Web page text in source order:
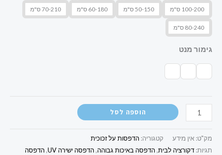
100-200 ס"מ 50-150 ס"מ 60-180 ס"מ 70-210 ס"מ
80-240 ס"מ
גימור מנט
הוספה לסל
מק"ט: אין מידע קטגוריה: הדפסות על זכוכית
תגיות: דקורציה לבית,הדפסה באיכות גבוהה,הדפסה ישירה UV ,הדפסה